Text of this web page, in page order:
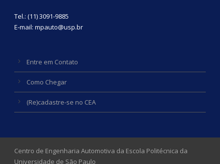
Tel.: (11) 3091-9885
E-mail: mpauto@usp.br
Entre em Contato
Como Chegar
(Re)cadastre-se no CEA
Centro de Engenharia Automotiva da Escola Politécnica da
Universidade de São Paulo